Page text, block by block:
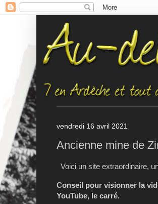
vendredi 16 avril 2021
Ancienne mine de
Voici un site extraordinaire,
Conseil pour visionner la
YouTube, le carré.